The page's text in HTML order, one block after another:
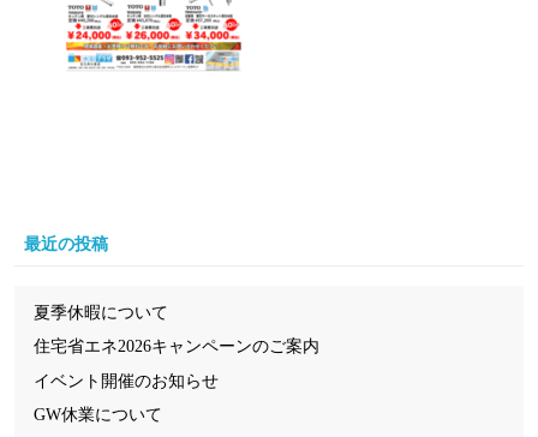
最近の投稿
夏季休暇について
住宅省エネ2026キャンペーンのご案内
イベント開催のお知らせ
GW休業について